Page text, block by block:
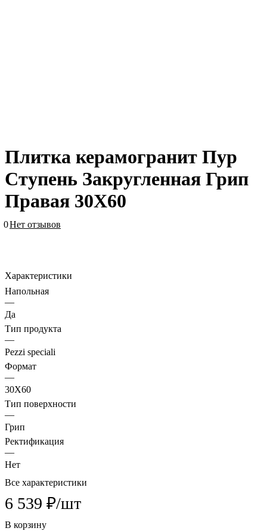
Плитка керамогранит Пур
Ступень Закругленная Грип
Правая 30X60
0Нет отзывов
Характеристики
Напольная
—
Да
Тип продукта
—
Pezzi speciali
Формат
—
30X60
Тип поверхности
—
Грип
Ректификация
—
Нет
Все характеристики
6 539 ₽/шт
В корзину